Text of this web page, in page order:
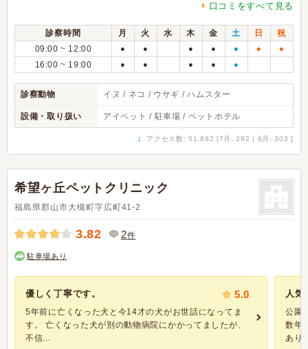
口コミをすべて見る
診察時間 月 火 水 木 金 土 日
祝
09:00 ~ 12:00
● ● ● ● ● ● ●
16:00 ~ 19:00 ● ● ● ● ●
診察動物 イヌ / ネコ / ウサギ / ハムスター
設備・取り扱い アイペット / 駐車場 / ペットホテル
↓ アクセス数: 51,882 [7月: 292 | 6月: 303 ]
希望ヶ丘ペットクリニック
福島県郡山市大槻町字広町41-2
3.82 2件
駐車場あり
優しく丁寧です。 5.0
5年前に亡くなった犬と今14才の犬がお世話になってま
す。 亡くなった犬が別の動物病院にかかってましたが、
不信...
人気
公園
数年
あり